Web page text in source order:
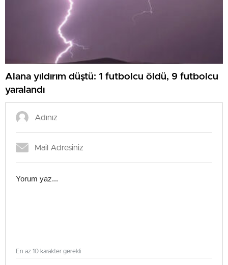
Alana yıldırım düştü: 1 futbolcu öldü, 9 futbolcu
yaralandı
En az 10 karakter gerekli